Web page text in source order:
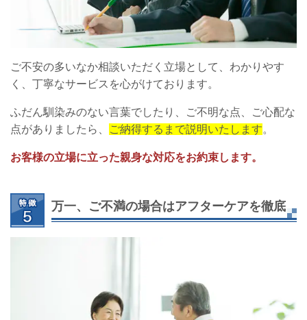
ご不安の多いなか相談いただく立場として、わかりやす
く、丁寧なサービスを心がけております。
ふだん馴染みのない言葉でしたり、ご不明な点、ご心配な
点がありましたら、
ご納得するまで説明いたします。
お客様の立場に立った親身な対応をお約束します。
万一、ご不満の場合はアフターケアを徹底